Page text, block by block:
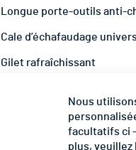
Longue porte-outils anti-
Cale d’échafaudage
Gilet rafraîchissant
Kit d'amarrage complet
Nous
facultatifs ci
plus, veuillez